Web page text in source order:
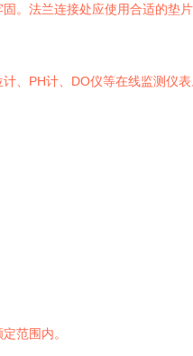
。法兰连接处应使用合适的垫
、PH计、DO仪等在线监测仪
范围内。